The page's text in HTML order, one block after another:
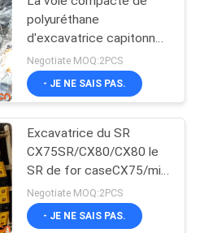
de
voie
train
de
184
polyuréthane
d'excavatrice capitonne
des pièces d'excavatrice
pour la mini excavatrice
Negotiate MOQ:2PCS
- JE NE SAIS PAS.
Excavatrice du SR
CX75SR/CX80/CX80 le
SR de for caseCX75/mini
dépiste le groupe 1 ans
de garantie
Negotiate MOQ:2PCS
- JE NE SAIS PAS.